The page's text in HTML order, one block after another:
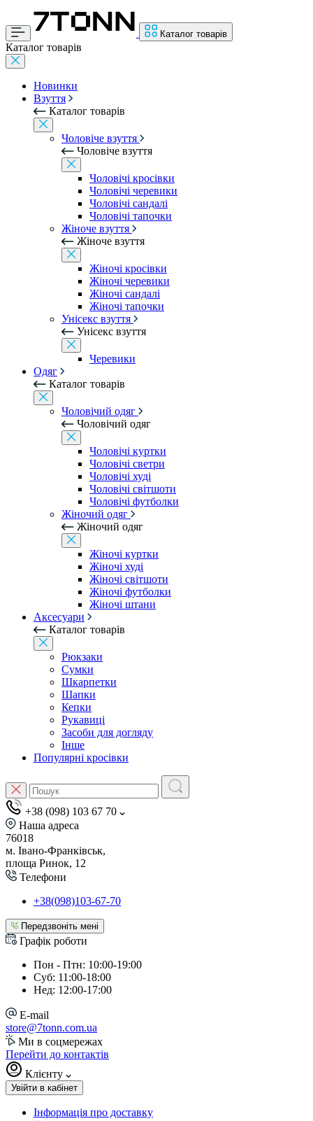
Каталог товарів
Каталог товарів
Новинки
Взуття
Каталог товарів
Чоловіче взуття
Чоловіче взуття
Чоловічі кросівки
Чоловічі черевики
Чоловічі сандалі
Чоловічі тапочки
Жіноче взуття
Жіноче взуття
Жіночі кросівки
Жіночі черевики
Жіночі сандалі
Жіночі тапочки
Унісекс взуття
Унісекс взуття
Черевики
Одяг
Каталог товарів
Чоловічий одяг
Чоловічий одяг
Чоловічі куртки
Чоловічі светри
Чоловічі худі
Чоловічі світшоти
Чоловічі футболки
Жіночий одяг
Жіночий одяг
Жіночі куртки
Жіночі худі
Жіночі світшоти
Жіночі футболки
Жіночі штани
Аксесуари
Каталог товарів
Рюкзаки
Сумки
Шкарпетки
Шапки
Кепки
Рукавиці
Засоби для догляду
Інше
Популярні кросівки
+38 (098) 103 67 70
Наша адреса
76018
м. Івано-Франківськ,
площа Ринок, 12
Телефони
+38(098)103-67-70
Передзвоніть мені
Графік роботи
Пон - Птн: 10:00-19:00
Суб: 11:00-18:00
Нед: 12:00-17:00
E-mail
store@7tonn.com.ua
Ми в соцмережах
Перейти до контактів
Клієнту
Увійти в кабінет
Інформація про доставку